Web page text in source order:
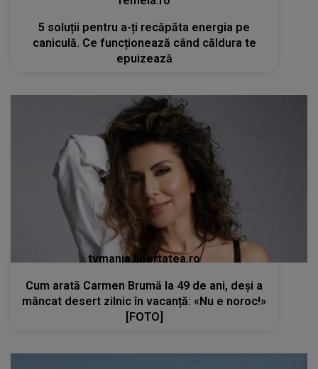
5 soluții pentru a-ți recăpăta energia pe
caniculă. Ce funcționează când căldura te
epuizează
tvmania.libertatea.ro
Cum arată Carmen Brumă la 49 de ani, deși a
mâncat desert zilnic în vacanță: «Nu e noroc!»
[FOTO]